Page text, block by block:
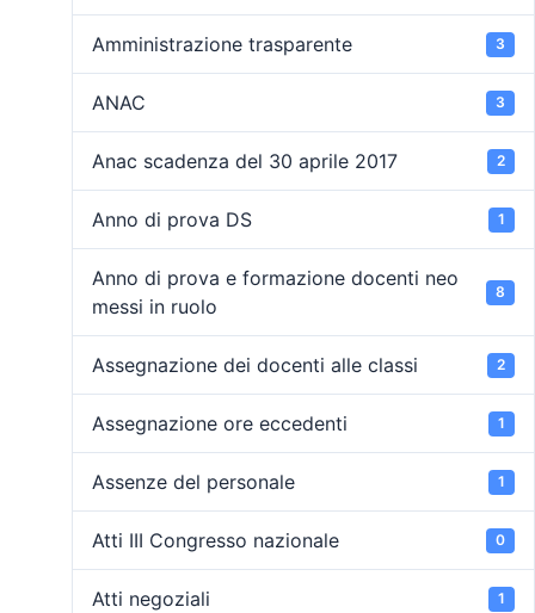
Amministrazione trasparente 3
ANAC 3
Anac scadenza del 30 aprile 2017 2
Anno di prova DS 1
Anno di prova e formazione docenti neo
messi in ruolo
8
Assegnazione dei docenti alle classi 2
Assegnazione ore eccedenti 1
Assenze del personale 1
Atti III Congresso nazionale 0
Atti negoziali 1